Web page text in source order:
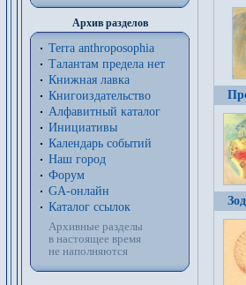
Архив разделов
Terra anthroposophia
Талантам предела нет
Книжная лавка
Книгоиздательство
Алфавитный каталог
Инициативы
Календарь событий
Наш город
Форум
GA-онлайн
Каталог ссылок
Архивные разделы
в настоящее время
не наполняются